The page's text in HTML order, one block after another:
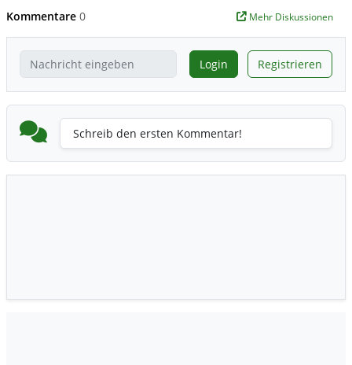
Kommentare 0 Mehr Diskussionen
Login Registrieren
Schreib den ersten Kommentar!